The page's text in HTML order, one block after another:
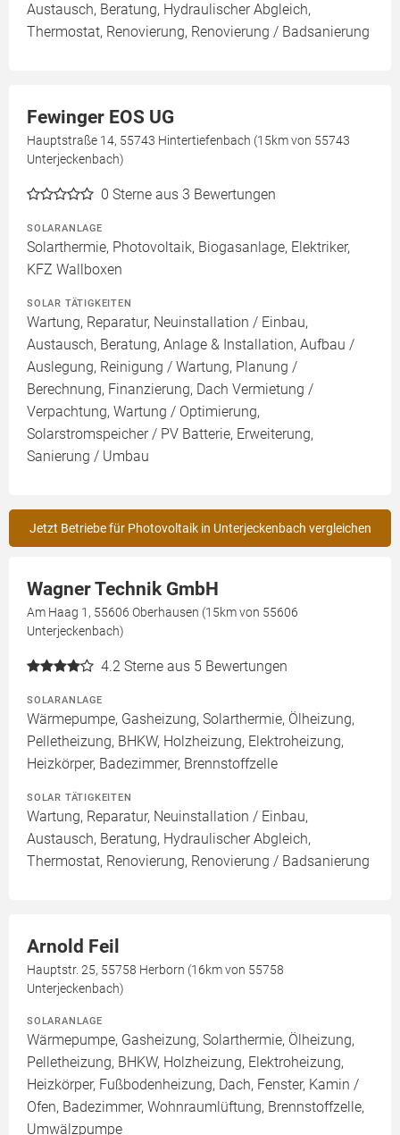
Austausch, Beratung, Hydraulischer Abgleich,
Thermostat, Renovierung, Renovierung / Badsanierung
Fewinger EOS UG
Hauptstraße 14, 55743 Hintertiefenbach (15km von 55743
Unterjeckenbach)
0 Sterne aus 3 Bewertungen
SOLARANLAGE
Solarthermie, Photovoltaik, Biogasanlage, Elektriker,
KFZ Wallboxen
SOLAR TÄTIGKEITEN
Wartung, Reparatur, Neuinstallation / Einbau,
Austausch, Beratung, Anlage & Installation, Aufbau /
Auslegung, Reinigung / Wartung, Planung /
Berechnung, Finanzierung, Dach Vermietung /
Verpachtung, Wartung / Optimierung,
Solarstromspeicher / PV Batterie, Erweiterung,
Sanierung / Umbau
Jetzt Betriebe für Photovoltaik in Unterjeckenbach vergleichen
Wagner Technik GmbH
Am Haag 1, 55606 Oberhausen (15km von 55606
Unterjeckenbach)
4.2 Sterne aus 5 Bewertungen
SOLARANLAGE
Wärmepumpe, Gasheizung, Solarthermie, Ölheizung,
Pelletheizung, BHKW, Holzheizung, Elektroheizung,
Heizkörper, Badezimmer, Brennstoffzelle
SOLAR TÄTIGKEITEN
Wartung, Reparatur, Neuinstallation / Einbau,
Austausch, Beratung, Hydraulischer Abgleich,
Thermostat, Renovierung, Renovierung / Badsanierung
Arnold Feil
Hauptstr. 25, 55758 Herborn (16km von 55758
Unterjeckenbach)
SOLARANLAGE
Wärmepumpe, Gasheizung, Solarthermie, Ölheizung,
Pelletheizung, BHKW, Holzheizung, Elektroheizung,
Heizkörper, Fußbodenheizung, Dach, Fenster, Kamin /
Ofen, Badezimmer, Wohnraumlüftung, Brennstoffzelle,
Umwälzpumpe